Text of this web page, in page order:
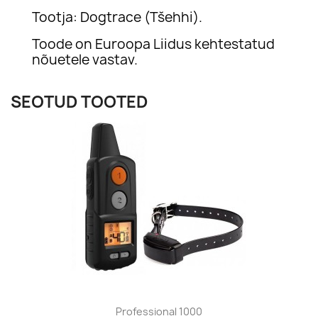
Tootja: Dogtrace (Tšehhi).
Toode on Euroopa Liidus kehtestatud
nõuetele vastav.
SEOTUD TOOTED
Professional 1000